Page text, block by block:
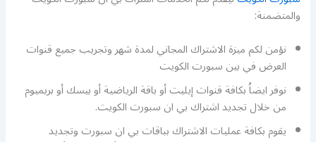
والمتضمنة:
نؤمن لكم ميزة الاشتراك المجاني لمدة شهر وتجريب جميع قنوات
العرض في بين سبورت الكويت
نوفر ايضاُ بكافة قنوات إيليت أو باقة الرياضية أو بيسك أو بريميوم
من خلال تجديد اشتراك بي ان سبورت الكويت.
يقوم بكافة عمليات الاشتراك بباقات بي ان سبورت وتجديد